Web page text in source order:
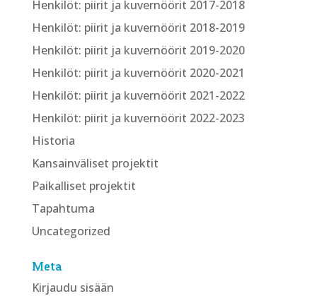
Henkilöt: piirit ja kuvernöörit 2017-2018
Henkilöt: piirit ja kuvernöörit 2018-2019
Henkilöt: piirit ja kuvernöörit 2019-2020
Henkilöt: piirit ja kuvernöörit 2020-2021
Henkilöt: piirit ja kuvernöörit 2021-2022
Henkilöt: piirit ja kuvernöörit 2022-2023
Historia
Kansainväliset projektit
Paikalliset projektit
Tapahtuma
Uncategorized
Meta
Kirjaudu sisään